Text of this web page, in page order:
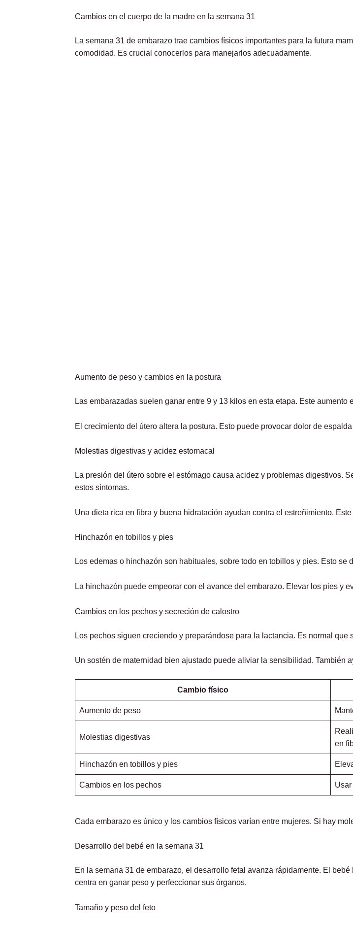
Cambios en el cuerpo de la madre en la semana 31
La semana 31 de embarazo trae cambios físicos importantes para la futura
comodidad. Es crucial conocerlos para manejarlos adecuadamente.
Aumento de peso y cambios en la postura
Las embarazadas suelen ganar entre 9 y 13 kilos en esta etapa. Este
El crecimiento del útero altera la postura. Esto puede provocar dolor de
Molestias digestivas y acidez estomacal
La presión del útero sobre el estómago causa acidez y problemas digestivos.
estos síntomas.
Una dieta rica en fibra y buena hidratación ayudan contra el estreñimiento.
Hinchazón en tobillos y pies
Los edemas o hinchazón son habituales, sobre todo en tobillos y pies. Esto se
La hinchazón puede empeorar con el avance del embarazo. Elevar los pies y
Cambios en los pechos y secreción de calostro
Los pechos siguen creciendo y preparándose para la lactancia. Es normal
Un sostén de maternidad bien ajustado puede aliviar la sensibilidad. También
Cambio físico
Aumento de peso
Molestias digestivas
en
Hinchazón en tobillos y pies
Cambios en los pechos
Cada embarazo es único y los cambios físicos varían entre mujeres. Si hay
Desarrollo del bebé en la semana 31
En la semana 31 de embarazo, el desarrollo fetal avanza rápidamente. El
centra en ganar peso y perfeccionar sus órganos.
Tamaño y peso del feto